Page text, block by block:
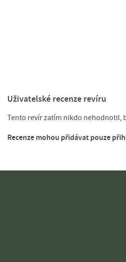
Uživatelské recenze revíru
Tento revír zatím nikdo nehodnotil,
Recenze mohou přidávat pouze